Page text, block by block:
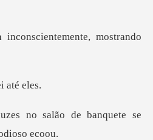
inconscientemente, m
salão de banquete se